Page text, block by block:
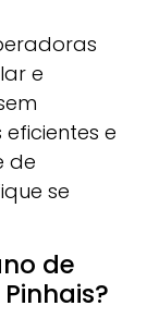
e
e
de
se
de